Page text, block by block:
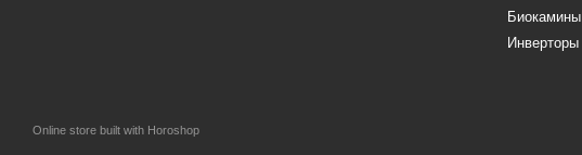
Online store built with Horoshop
Биокамины
Инверторы